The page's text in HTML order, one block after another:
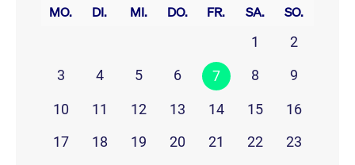
MO. DI. MI. DO. FR. SA. SO.
1
2
3
4 5 6 7 8 9
10 11 12 13 14 15
16
17
18 19 20 21 22
23